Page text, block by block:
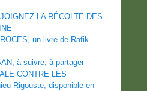
LA RÉCOLTE DES
un livre de Rafik
à suivre, à partager
CONTRE LES
Rigouste, disponible en